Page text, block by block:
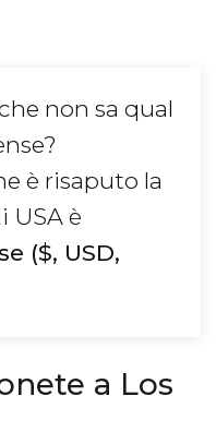
non sa qual
è risaputo la
USA è
($, USD,
a Los